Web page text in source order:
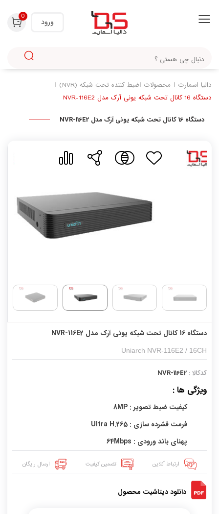
ورود
0
دالیا اسمارت محصولات ضبط کننده تحت شبکه (NVR)
دستگاه 16 کانال تحت شبکه یونی آرک مدل NVR-116E2
دستگاه 16 کانال تحت شبکه یونی آرک مدل NVR-116E2
دستگاه 16 کانال تحت شبکه یونی آرک مدل NVR-116E2
Uniarch NVR-116E2 / 16CH
کدکالا : NVR-116E2
ویژگی ها :
کیفیت ضبط تصویر : 8MP
فرمت فشرده سازی : Ultra H.265
پهنای باند ورودی : 64Mbps
ارتباط آنلاین تضمین کیفیت ارسال رایگان
دانلود دیتاشیت محصول